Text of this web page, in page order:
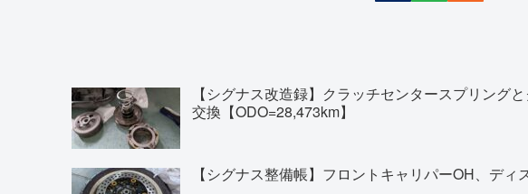
【シグナス改造録】クラッチセンタースプリング
交換【ODO=28,473km】
【シグナス整備帳】フロントキャリパーOH、ディ